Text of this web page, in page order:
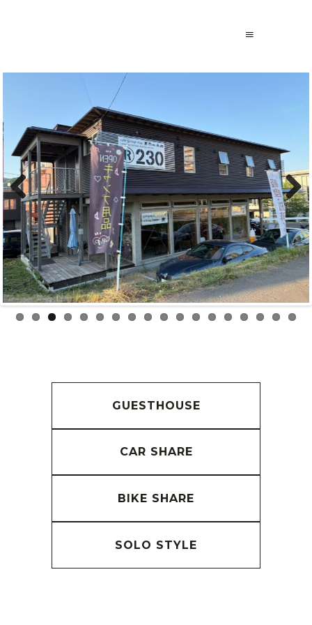
Previous Next
GUESTHOUSE
CAR SHARE
BIKE SHARE
SOLO STYLE